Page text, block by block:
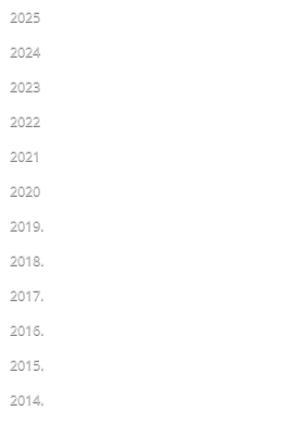
2025
2024
2023
2022
2021
2020
2019.
2018.
2017.
2016.
2015.
2014.